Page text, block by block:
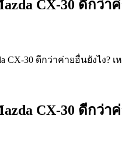
CX-30 ดีกว่
CX-30 ดีกว่าค่ายอื่นยังไง?
CX-30 ดีกว่